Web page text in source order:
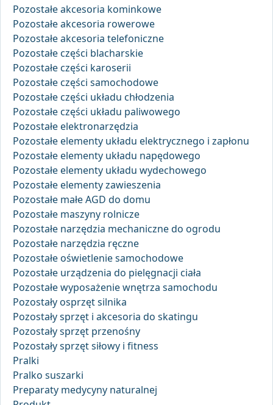
Pozostałe akcesoria kominkowe
Pozostałe akcesoria rowerowe
Pozostałe akcesoria telefoniczne
Pozostałe części blacharskie
Pozostałe części karoserii
Pozostałe części samochodowe
Pozostałe części układu chłodzenia
Pozostałe części układu paliwowego
Pozostałe elektronarzędzia
Pozostałe elementy układu elektrycznego i zapłonu
Pozostałe elementy układu napędowego
Pozostałe elementy układu wydechowego
Pozostałe elementy zawieszenia
Pozostałe małe AGD do domu
Pozostałe maszyny rolnicze
Pozostałe narzędzia mechaniczne do ogrodu
Pozostałe narzędzia ręczne
Pozostałe oświetlenie samochodowe
Pozostałe urządzenia do pielęgnacji ciała
Pozostałe wyposażenie wnętrza samochodu
Pozostały osprzęt silnika
Pozostały sprzęt i akcesoria do skatingu
Pozostały sprzęt przenośny
Pozostały sprzęt siłowy i fitness
Pralki
Pralko suszarki
Preparaty medycyny naturalnej